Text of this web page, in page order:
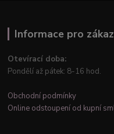
Informace pro
Otevírací doba:
Pondělí až pátek: 8-16 hod.
Obchodní podmínky
Online odstoupení od kupní